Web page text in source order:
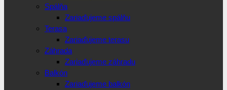
Spálňa
Zariaďujeme spálňu
Terasa
Zariaďujeme terasu
Záhrada
Zariaďujeme záhradu
Balkón
Zariaďujeme balkón